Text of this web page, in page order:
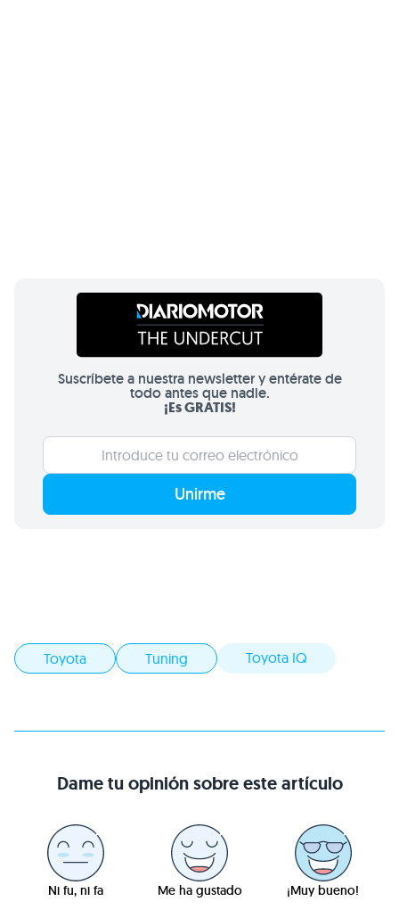
Suscríbete a nuestra newsletter y entérate de
todo antes que nadie.
¡Es GRATIS!
Unirme
Toyota Tuning Toyota IQ
Dame tu opinión sobre este artículo
Ni fu, ni fa Me ha gustado ¡Muy bueno!